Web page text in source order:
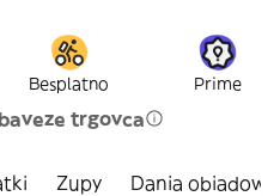
Besplatno Prime
trgovca
Zupy Dania obiadowe